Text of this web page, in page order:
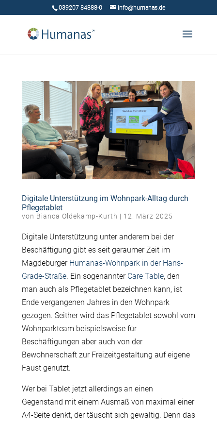
039207 84888-0 info@humanas.de
Digitale Unterstützung im Wohnpark-Alltag durch
Pflegetablet
von Bianca Oldekamp-Kurth | 12. März 2025
Digitale Unterstützung unter anderem bei der
Beschäftigung gibt es seit geraumer Zeit im
Magdeburger Humanas-Wohnpark in der Hans-
Grade-Straße. Ein sogenannter Care Table, den
man auch als Pflegetablet bezeichnen kann, ist
Ende vergangenen Jahres in den Wohnpark
gezogen. Seither wird das Pflegetablet sowohl vom
Wohnparkteam beispielsweise für
Beschäftigungen aber auch von der
Bewohnerschaft zur Freizeitgestaltung auf eigene
Faust genutzt.
Wer bei Tablet jetzt allerdings an einen
Gegenstand mit einem Ausmaß von maximal einer
A4-Seite denkt, der täuscht sich gewaltig. Denn das